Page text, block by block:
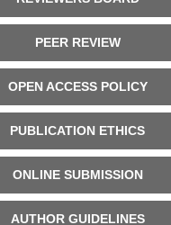
PEER REVIEW
OPEN ACCESS POLICY
PUBLICATION ETHICS
ONLINE SUBMISSION
AUTHOR GUIDELINES